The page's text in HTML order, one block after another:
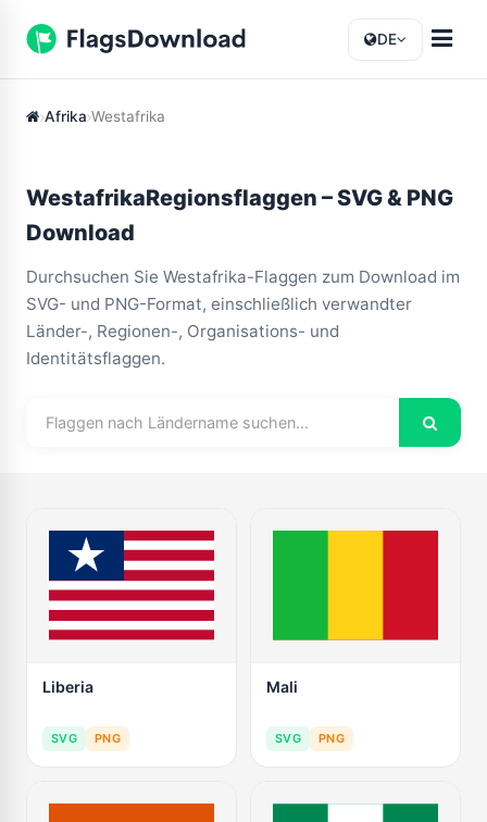
DE
Afrika Westafrika
WestafrikaRegionsflaggen – SVG & PNG
Download
Durchsuchen Sie Westafrika-Flaggen zum Download im
SVG- und PNG-Format, einschließlich verwandter
Länder-, Regionen-, Organisations- und
Identitätsflaggen.
Liberia
SVG PNG
Mali
SVG PNG